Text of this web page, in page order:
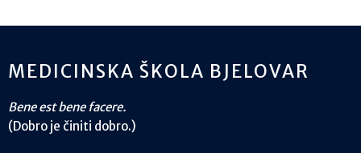
MEDICINSKA ŠKOLA BJELOVAR
Bene est bene facere.
(Dobro je činiti dobro.)